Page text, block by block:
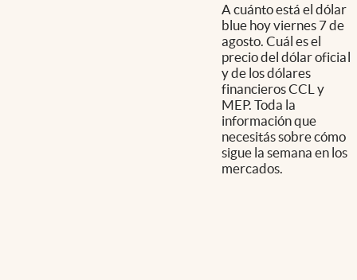
A cuánto está el dólar
blue hoy viernes 7 de
agosto. Cuál es el
precio del dólar oficial
y de los dólares
financieros CCL y
MEP. Toda la
información que
necesitás sobre cómo
sigue la semana en los
mercados.